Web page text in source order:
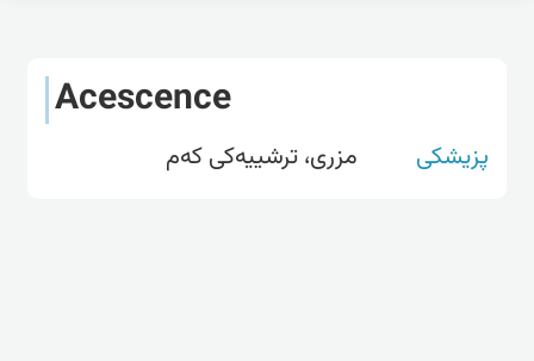
Acescence
پزیشکی مزری، ترشییەکی کەم